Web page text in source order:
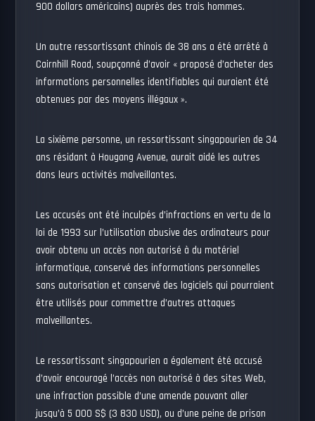
900 dollars américains) auprès des trois hommes.
Un autre ressortissant chinois de 38 ans a été arrêté à
Cairnhill Road, soupçonné d’avoir « proposé d’acheter des
informations personnelles identifiables qui auraient été
obtenues par des moyens illégaux ».
La sixième personne, un ressortissant singapourien de 34
ans résidant à Hougang Avenue, aurait aidé les autres
dans leurs activités malveillantes.
Les accusés ont été inculpés d’infractions en vertu de la
loi de 1993 sur l’utilisation abusive des ordinateurs pour
avoir obtenu un accès non autorisé à du matériel
informatique, conservé des informations personnelles
sans autorisation et conservé des logiciels qui pourraient
être utilisés pour commettre d’autres attaques
malveillantes.
Le ressortissant singapourien a également été accusé
d’avoir encouragé l’accès non autorisé à des sites Web,
une infraction passible d’une amende pouvant aller
jusqu’à 5 000 S$ (3 830 USD), ou d’une peine de prison